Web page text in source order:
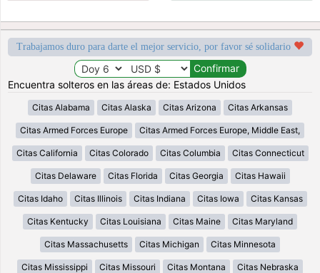
Trabajamos duro para darte el mejor servicio, por favor sé solidario
Encuentra solteros en las áreas de: Estados Unidos
Citas Alabama Citas Alaska Citas Arizona Citas Arkansas
Citas Armed Forces Europe Citas Armed Forces Europe, Middle East,
Citas California Citas Colorado Citas Columbia Citas Connecticut
Citas Delaware Citas Florida Citas Georgia Citas Hawaii
Citas Idaho Citas Illinois Citas Indiana Citas Iowa Citas Kansas
Citas Kentucky Citas Louisiana Citas Maine Citas Maryland
Citas Massachusetts Citas Michigan Citas Minnesota
Citas Mississippi Citas Missouri Citas Montana Citas Nebraska